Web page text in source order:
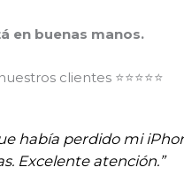
en buenas manos.
clientes ⭐⭐⭐⭐⭐
había perdido mi
Excelente atención.”